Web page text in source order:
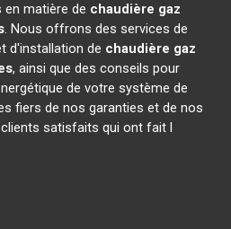
matière de chaudière gaz
. Nous offrons des services de
d'installation de chaudière gaz
, ainsi que des conseils pour
de votre système de
fiers de nos garanties et de nos
satisfaits qui ont fait l